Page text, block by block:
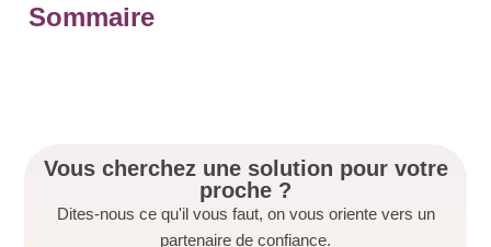
Sommaire
Vous cherchez une solution pour votre
proche ?
Dites-nous ce qu'il vous faut, on vous oriente vers un
partenaire de confiance.